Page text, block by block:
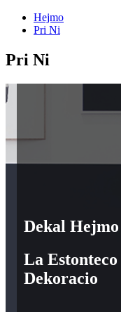
Hejmo
Pri Ni
Pri Ni
Dekal Hejmo
La
Dekoracio